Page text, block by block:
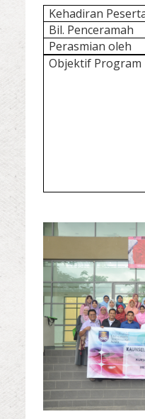
Kehadiran
Bil. Penceramah
Perasmian oleh
Objektif Program